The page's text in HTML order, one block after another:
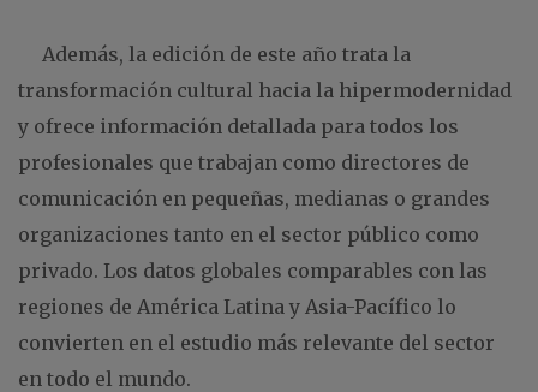
Además, la edición de este año trata la
transformación cultural hacia la hipermodernidad
y ofrece información detallada para todos los
profesionales que trabajan como directores de
comunicación en pequeñas, medianas o grandes
organizaciones tanto en el sector público como
privado. Los datos globales comparables con las
regiones de América Latina y Asia-Pacífico lo
convierten en el estudio más relevante del sector
en todo el mundo.